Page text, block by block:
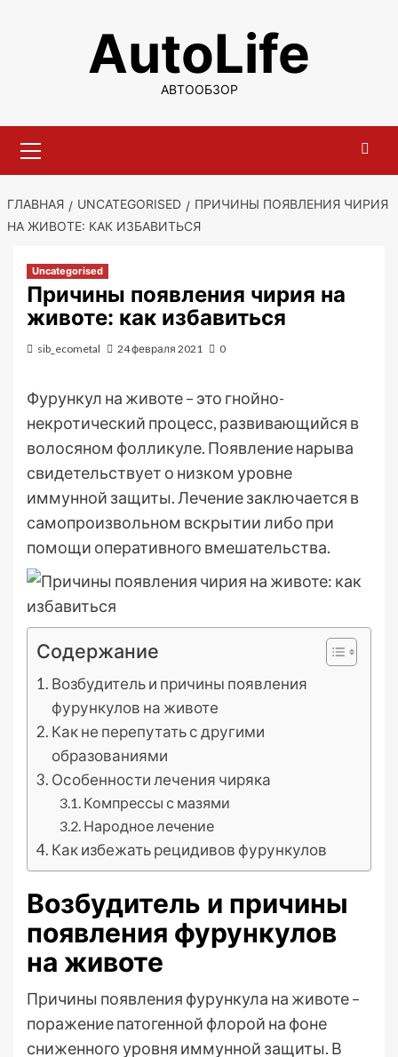
содержимомуAutoLife
АВТООБЗОР
меню
ГЛАВНАЯ UNCATEGORISED
ПРИЧИНЫ ПОЯВЛЕНИЯ ЧИРИЯ
НА ЖИВОТЕ: КАК ИЗБАВИТЬСЯ
Uncategorised
Причины появления чирия на
животе: как избавиться
sib_ecometal 24 февраля 2021 0
Фурункул на животе – это гнойно-
некротический процесс, развивающийся в
волосяном фолликуле. Появление нарыва
свидетельствует о низком уровне
иммунной защиты. Лечение заключается в
самопроизвольном вскрытии либо при
помощи оперативного вмешательства.
Содержание
Возбудитель и причины появления
фурункулов на животе
Как не перепутать с другими
образованиями
Особенности лечения чиряка
Компрессы с мазями
Народное лечение
Как избежать рецидивов фурункулов
Возбудитель и причины
появления фурункулов
на животе
Причины появления фурункула на животе –
поражение патогенной флорой на фоне
сниженного уровня иммунной защиты. В